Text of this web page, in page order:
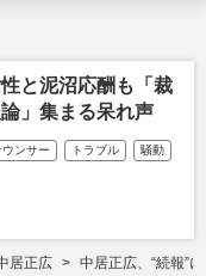
と泥沼応酬も「裁
」集まる呆れ声
ウンサー トラブル 騒動
居正広 中居正広、“続報”